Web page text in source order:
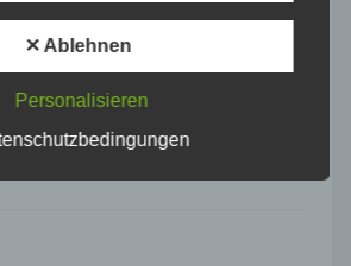
Daten in einer Weise,
die personenbezogenen Daten
zusätzlicher
Person zugeordnet werden
und organisatorischen
✕ Ablehnen
Personalisieren